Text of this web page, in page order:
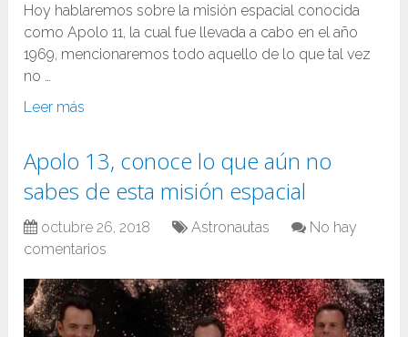
Hoy hablaremos sobre la misión espacial conocida
como Apolo 11, la cual fue llevada a cabo en el año
1969, mencionaremos todo aquello de lo que tal vez
no …
Leer más
Apolo 13, conoce lo que aún no
sabes de esta misión espacial
octubre 26, 2018 Astronautas
No hay
comentarios